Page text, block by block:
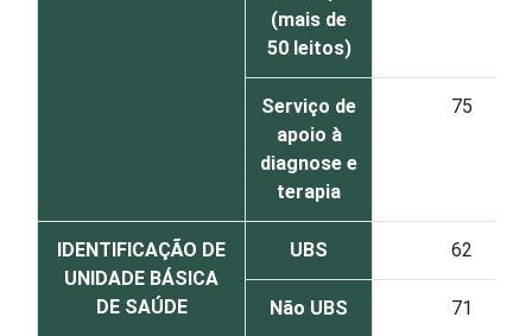
(mais de
50 leitos)
Serviço de
apoio à
diagnose e
terapia
75
IDENTIFICAÇÃO DE
UNIDADE BÁSICA
DE SAÚDE
UBS 62
Não UBS 71